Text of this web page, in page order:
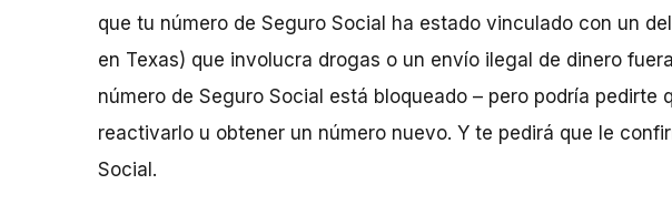
que tu número de Seguro Social ha estado vinculado con un
en Texas) que involucra drogas o un envío ilegal de dinero
número de Seguro Social está bloqueado – pero podría pedirte
reactivarlo u obtener un número nuevo. Y te pedirá que le
Social.